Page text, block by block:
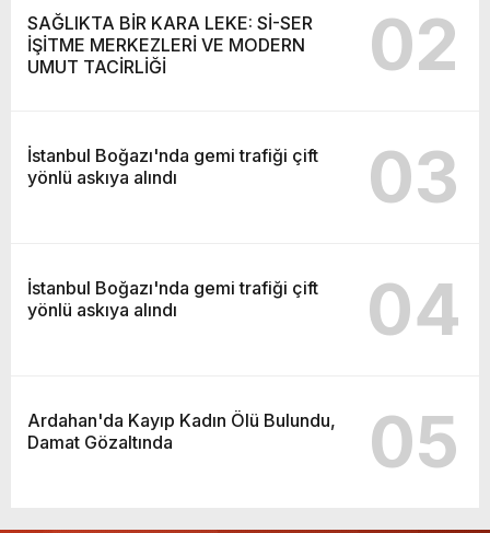
SAĞLIKTA BİR KARA LEKE: Sİ-SER
İŞİTME MERKEZLERİ VE MODERN
UMUT TACİRLİĞİ
02
İstanbul Boğazı'nda gemi trafiği çift
yönlü askıya alındı
03
İstanbul Boğazı'nda gemi trafiği çift
yönlü askıya alındı
04
Ardahan'da Kayıp Kadın Ölü Bulundu,
Damat Gözaltında
05